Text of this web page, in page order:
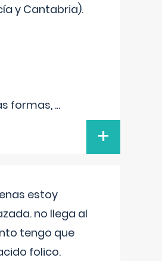
y Cantabria).
formas, ...
+
estoy
no llega al
tengo que
folico.